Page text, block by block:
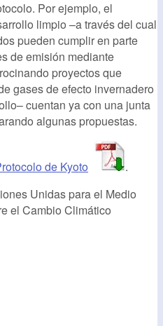
Por ejemplo, el
limpio –a través del cual
pueden cumplir en parte
de emisión mediante
proyectos que
gases de efecto invernadero
cuentan ya con una junta
algunas propuestas.
de Kyoto
.
Unidas para el Medio
el Cambio Climático